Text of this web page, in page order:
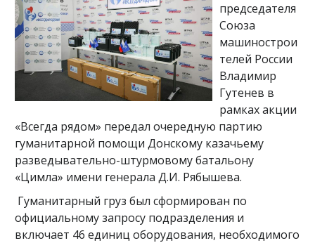
председателя
Союза
машинострои
телей России
Владимир
Гутенев в
рамках акции
«Всегда рядом» передал очередную партию
гуманитарной помощи Донскому казачьему
разведывательно-штурмовому батальону
«Цимла» имени генерала Д.И. Рябышева.
Гуманитарный груз был сформирован по
официальному запросу подразделения и
включает 46 единиц оборудования, необходимого